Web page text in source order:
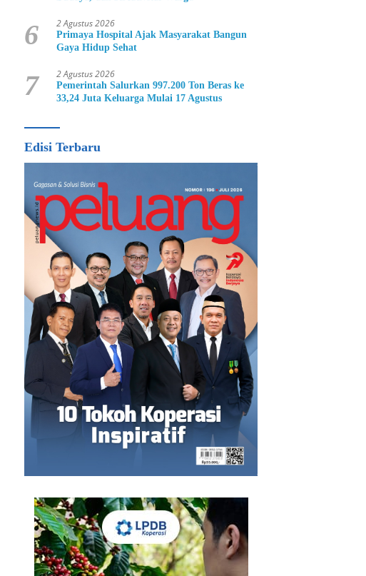
6 2 Agustus 2026
Primaya Hospital Ajak Masyarakat Bangun
Gaya Hidup Sehat
7 2 Agustus 2026
Pemerintah Salurkan 997.200 Ton Beras ke
33,24 Juta Keluarga Mulai 17 Agustus
Edisi Terbaru